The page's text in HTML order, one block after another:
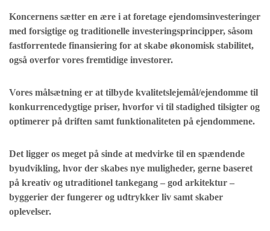
Koncernens sætter en ære i at foretage ejendomsinvesteringer
med forsigtige og traditionelle investeringsprincipper, såsom
fastforrentede finansiering for at skabe økonomisk stabilitet,
også overfor vores fremtidige investorer.
Vores målsætning er at tilbyde kvalitetslejemål/ejendomme til
konkurrencedygtige priser, hvorfor vi til stadighed tilsigter og
optimerer på driften samt funktionaliteten på ejendommene.
Det ligger os meget på sinde at medvirke til en spændende
byudvikling, hvor der skabes nye muligheder, gerne baseret
på kreativ og utraditionel tankegang – god arkitektur –
byggerier der fungerer og udtrykker liv samt skaber
oplevelser.